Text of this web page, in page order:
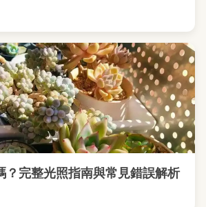
？完整光照指南與常見錯誤解析